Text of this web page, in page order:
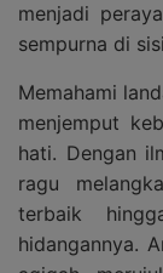
menjadi
sempurna di
Memahami
menjemput
hati. Dengan
ragu
terbaik
hidangannya.